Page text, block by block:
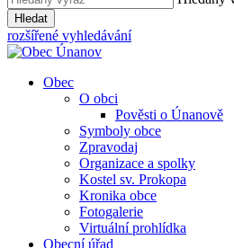
Hledat
rozšířené vyhledávání
Obec
O obci
Pověsti o Únanově
Symboly obce
Zpravodaj
Organizace a spolky
Kostel sv. Prokopa
Kronika obce
Fotogalerie
Virtuální prohlídka
Obecní úřad